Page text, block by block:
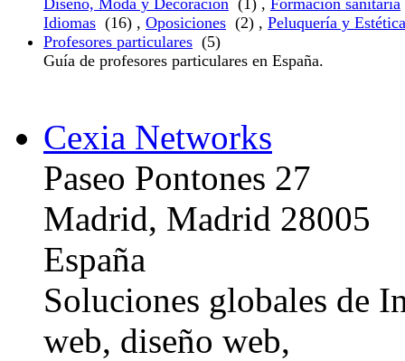
Idiomas (16) , Oposiciones (2) , Peluquería y Estética
Profesores particulares (5)
Guía de profesores particulares en España.
Cexia Networks
Paseo Pontones 27
Madrid, Madrid 28005
España
Soluciones globales de
web, diseño web,